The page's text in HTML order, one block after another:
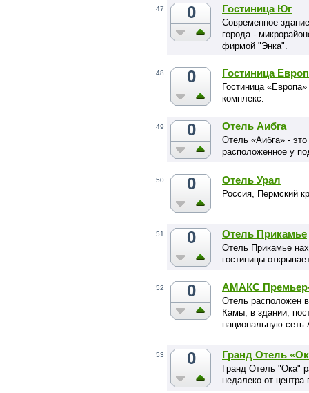
47 0 Гостиница Юг
Современное
города -
фирмой "Энка".
48 0 Гостиница
Гостиница
комплекс.
49 0 Отель Аибга
Отель «Аибга» -
расположенное у
50 0 Отель Урал
Россия, Пермский
51 0 Отель Прикамье
Отель Прикамье
гостиницы
52 0 АМАКС
Отель расположен
Камы, в здании,
национальную
53 0 Гранд Отель
Гранд Отель "Ока"
недалеко от центра